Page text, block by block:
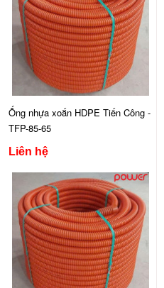
Ống nhựa xoắn HDPE Tiến Công -
TFP-85-65
Liên hệ